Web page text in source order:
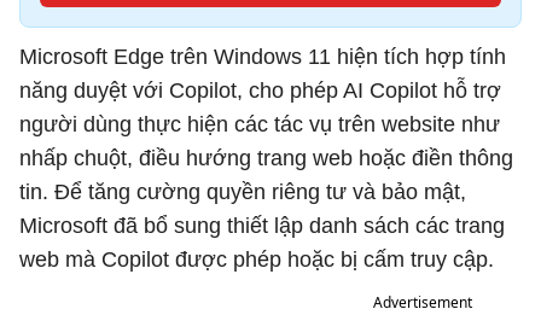
Microsoft Edge trên Windows 11 hiện tích hợp tính
năng duyệt với Copilot, cho phép AI Copilot hỗ trợ
người dùng thực hiện các tác vụ trên website như
nhấp chuột, điều hướng trang web hoặc điền thông
tin. Để tăng cường quyền riêng tư và bảo mật,
Microsoft đã bổ sung thiết lập danh sách các trang
web mà Copilot được phép hoặc bị cấm truy cập.
Advertisement